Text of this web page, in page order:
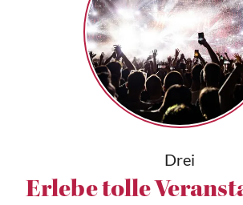
Drei
Erlebe tolle